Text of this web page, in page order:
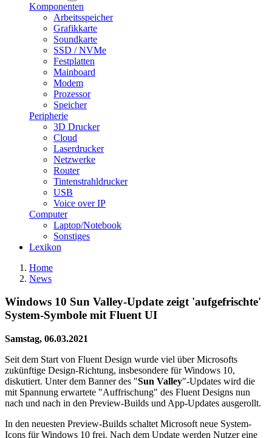
Komponenten
Arbeitsspeicher
Grafikkarte
Soundkarte
SSD / NVMe
Festplatten
Mainboard
Modem
Prozessor
Speicher
Peripherie
3D Drucker
Cloud
Laserdrucker
Netzwerke
Router
Tintenstrahldrucker
USB
Voice over IP
Computer
Laptop/Notebook
Sonstiges
Lexikon
Home
News
Windows 10 Sun Valley-Update zeigt 'aufgefrischte'
System-Symbole mit Fluent UI
Samstag, 06.03.2021
Seit dem Start von Fluent Design wurde viel über Microsofts
zukünftige Design-Richtung, insbesondere für Windows 10,
diskutiert. Unter dem Banner des "Sun Valley"-Updates wird die
mit Spannung erwartete "Auffrischung" des Fluent Designs nun
nach und nach in den Preview-Builds und App-Updates ausgerollt.
In den neuesten Preview-Builds schaltet Microsoft neue System-
Icons für Windows 10 frei. Nach dem Update werden Nutzer eine